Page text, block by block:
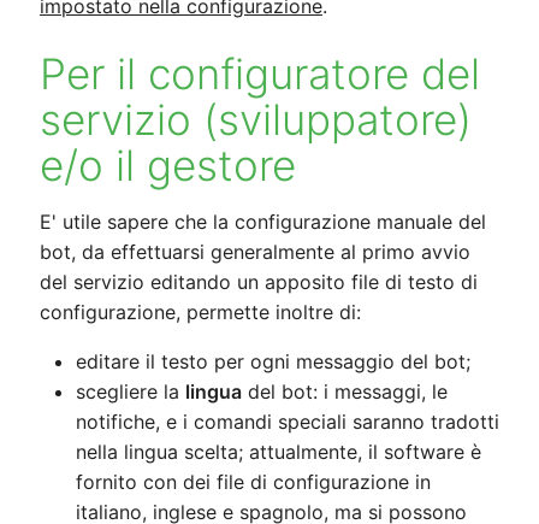
impostato nella configurazione.
Per il configuratore del
servizio (sviluppatore)
e/o il gestore
E' utile sapere che la configurazione manuale del
bot, da effettuarsi generalmente al primo avvio
del servizio editando un apposito file di testo di
configurazione, permette inoltre di:
editare il testo per ogni messaggio del bot;
scegliere la linguadel bot: i messaggi, le
notifiche, e i comandi speciali saranno tradotti
nella lingua scelta; attualmente, il software è
fornito con dei file di configurazione in
italiano, inglese e spagnolo, ma si possono